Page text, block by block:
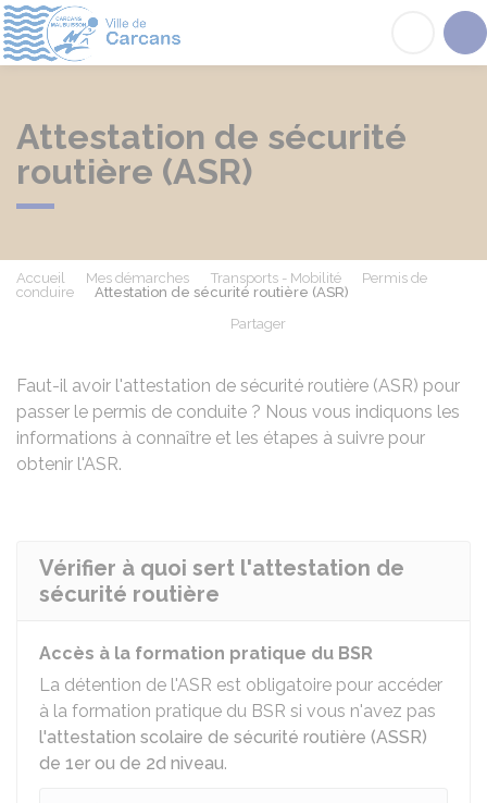
Attestation de sécurité
routière (ASR)
Accueil Mes démarches Transports - Mobilité
Permis de
conduire
Attestation de sécurité routière (ASR)
Partager
Faut-il avoir l'attestation de sécurité routière (ASR) pour
passer le permis de conduite ? Nous vous indiquons les
informations à connaître et les étapes à suivre pour
obtenir l'ASR.
Vérifier à quoi sert l'attestation de
sécurité routière
Accès à la formation pratique du BSR
La détention de l'ASR est obligatoire pour accéder
à la formation pratique du BSR si vous n'avez pas
l'attestation scolaire de sécurité routière (ASSR)
de 1er ou de 2d niveau.